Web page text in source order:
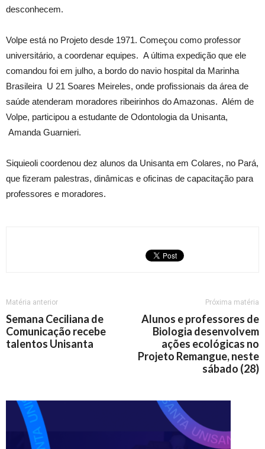
desconhecem.
Volpe está no Projeto desde 1971. Começou como professor
universitário, a coordenar equipes. A última expedição que ele
comandou foi em julho, a bordo do navio hospital da Marinha
Brasileira U 21 Soares Meireles, onde profissionais da área de
saúde atenderam moradores ribeirinhos do Amazonas. Além de
Volpe, participou a estudante de Odontologia da Unisanta,
Amanda Guarnieri.
Siquieoli coordenou dez alunos da Unisanta em Colares, no Pará,
que fizeram palestras, dinâmicas e oficinas de capacitação para
professores e moradores.
Matéria anterior
Semana Ceciliana de
Comunicação recebe
talentos Unisanta
Próxima matéria
Alunos e professores de
Biologia desenvolvem
ações ecológicas no
Projeto Remangue, neste
sábado (28)